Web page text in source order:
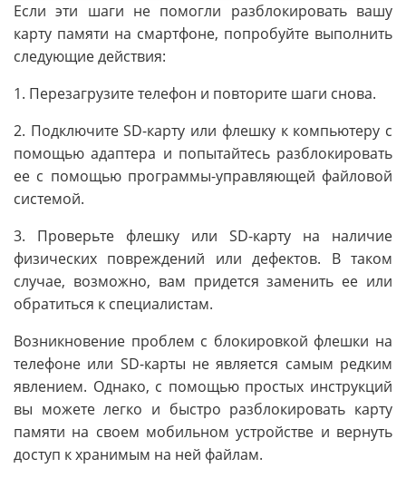
Если эти шаги не помогли разблокировать вашу
карту памяти на смартфоне, попробуйте выполнить
следующие действия:
1. Перезагрузите телефон и повторите шаги снова.
2. Подключите SD-карту или флешку к компьютеру с
помощью адаптера и попытайтесь разблокировать
ее с помощью программы-управляющей файловой
системой.
3. Проверьте флешку или SD-карту на наличие
физических повреждений или дефектов. В таком
случае, возможно, вам придется заменить ее или
обратиться к специалистам.
Возникновение проблем с блокировкой флешки на
телефоне или SD-карты не является самым редким
явлением. Однако, с помощью простых инструкций
вы можете легко и быстро разблокировать карту
памяти на своем мобильном устройстве и вернуть
доступ к хранимым на ней файлам.